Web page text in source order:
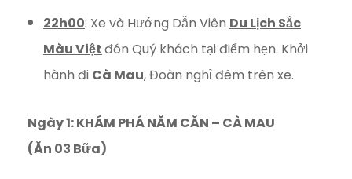
22h00: Xe và Hướng Dẫn Viên Du Lịch Sắc
Màu Việtđón Quý khách tại điểm hẹn. Khởi
hành đi Cà Mau, Đoàn nghỉ đêm trên xe.
Ngày 1: KHÁM PHÁ NĂM CĂN – CÀ MAU
(Ăn 03 Bữa)